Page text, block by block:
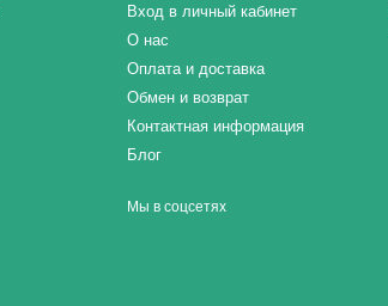
Вход в личный кабинет
О нас
Оплата и доставка
Обмен и возврат
Контактная информация
Блог
Мы в соцсетях